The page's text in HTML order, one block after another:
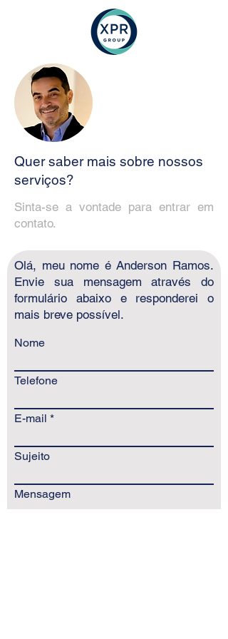
Quer saber mais sobre nossos
serviços?
Sinta-se a vontade para entrar em
contato.
Olá, meu nome é Anderson Ramos.
Envie sua mensagem através do
formulário abaixo e responderei o
mais breve possível.
Nome
Telefone
E-mail
Sujeito
Mensagem